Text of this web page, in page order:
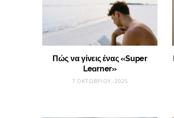
Πώς να γίνεις ένας «Super
Learner»
7 ΟΚΤΩΒΡΊΟΥ, 2025